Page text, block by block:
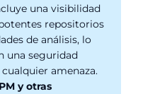
una visibilidad
repositorios
de análisis, lo
una seguridad
amenaza.
y otras